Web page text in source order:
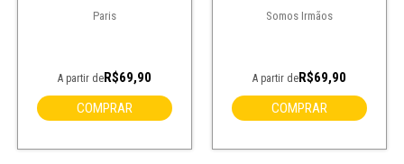
Paris
A partir deR$69,90
COMPRAR
Somos Irmãos
A partir deR$69,90
COMPRAR